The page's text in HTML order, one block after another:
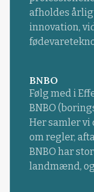
afholdes
innovation,
BNBO
Følg med i
BNBO
Her samler vi
om regler,
BNBO har
landmænd,